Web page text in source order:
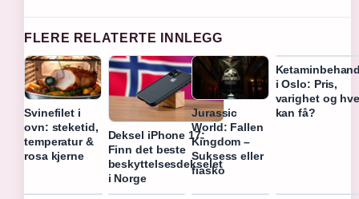
FLERE RELATERTE INNLEGG
Svinefilet i
ovn: steketid,
temperatur &
rosa kjerne
Deksel iPhone 17:
Finn det beste
beskyttelsesdekselet
i Norge
Jurassic
World: Fallen
Kingdom –
Suksess eller
fiasko
i Oslo: Pris,
varighet og
kan få?